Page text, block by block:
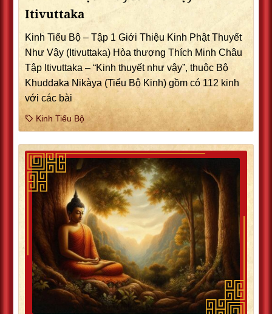
Itivuttaka
Kinh Tiểu Bộ – Tập 1 Giới Thiệu Kinh Phật Thuyết
Như Vậy (Itivuttaka) Hòa thượng Thích Minh Châu
Tập Itivuttaka – “Kinh thuyết như vậy”, thuộc Bộ
Khuddaka Nikàya (Tiểu Bộ Kinh) gồm có 112 kinh
với các bài
Kinh Tiểu Bộ